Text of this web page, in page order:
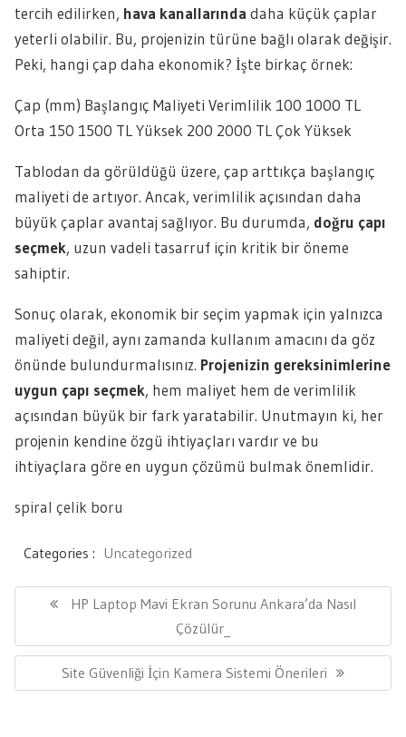
tercih edilirken, hava kanallarında daha küçük çaplar
yeterli olabilir. Bu, projenizin türüne bağlı olarak değişir.
Peki, hangi çap daha ekonomik? İşte birkaç örnek:
Çap (mm) Başlangıç Maliyeti Verimlilik 100 1000 TL
Orta 150 1500 TL Yüksek 200 2000 TL Çok Yüksek
Tablodan da görüldüğü üzere, çap arttıkça başlangıç
maliyeti de artıyor. Ancak, verimlilik açısından daha
büyük çaplar avantaj sağlıyor. Bu durumda, doğru çapı
seçmek, uzun vadeli tasarruf için kritik bir öneme
sahiptir.
Sonuç olarak, ekonomik bir seçim yapmak için yalnızca
maliyeti değil, aynı zamanda kullanım amacını da göz
önünde bulundurmalısınız. Projenizin gereksinimlerine
uygun çapı seçmek, hem maliyet hem de verimlilik
açısından büyük bir fark yaratabilir. Unutmayın ki, her
projenin kendine özgü ihtiyaçları vardır ve bu
ihtiyaçlara göre en uygun çözümü bulmak önemlidir.
spiral çelik boru
Categories : Uncategorized
gezinmesiPrevious
HP Laptop Mavi Ekran Sorunu Ankara’da Nasıl
Çözülür_
Next
Post:
Site Güvenliği İçin Kamera Sistemi Önerileri